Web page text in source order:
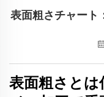
表面粗さチャート
表面粗さとは